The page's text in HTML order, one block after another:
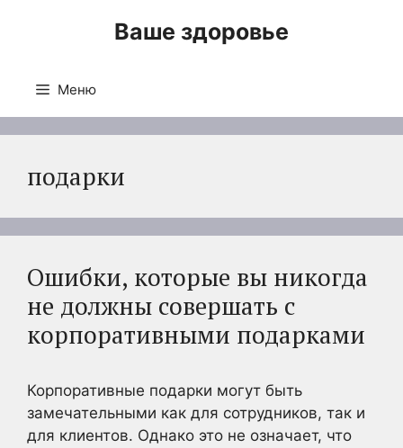
Ваше здоровье
Меню
подарки
Ошибки, которые вы никогда
не должны совершать с
корпоративными подарками
Корпоративные подарки могут быть
замечательными как для сотрудников, так и
для клиентов. Однако это не означает, что